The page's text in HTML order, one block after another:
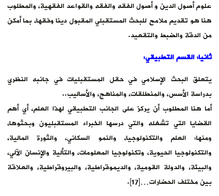
علوم أصول الدين و أصول الفقه والفقه والقواعد الفقهية، والمطلوب
هنا هو تقديم ملامح للبحث المستقبلي المقبول دينا وفقها، بما أمكن
من الدقة والضبط والتقعيد.
ثانيا: القسم التطبيقي:
يتعلق البحث الإسلامي في حقل المستقبليات في جانبه النظري
بدراسة الأسس، والمنطلقات، والمناهج، والأساليب..
أما هنا المطلوب أن يركز على الجانب التطبيقي لهذا العلم، أي أهم
القضايا التي تشغله والتي درسها الخبراء المستقبليون وبحثوها،
ومنها: العلم والتكنولوجيا، والنمو السكاني، والثورة المالية،
والتكنولوجيا الحيوية، وتكنولوجيا المعلومات، والتألية والإنسان الآلي،
والبيئة، والدولة القومية، والديموقراطية، والبيروقراطية، والعلاقة
بين مختلف الحضارات…[17].